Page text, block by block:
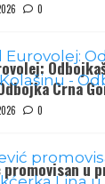
0
Crna
0
u